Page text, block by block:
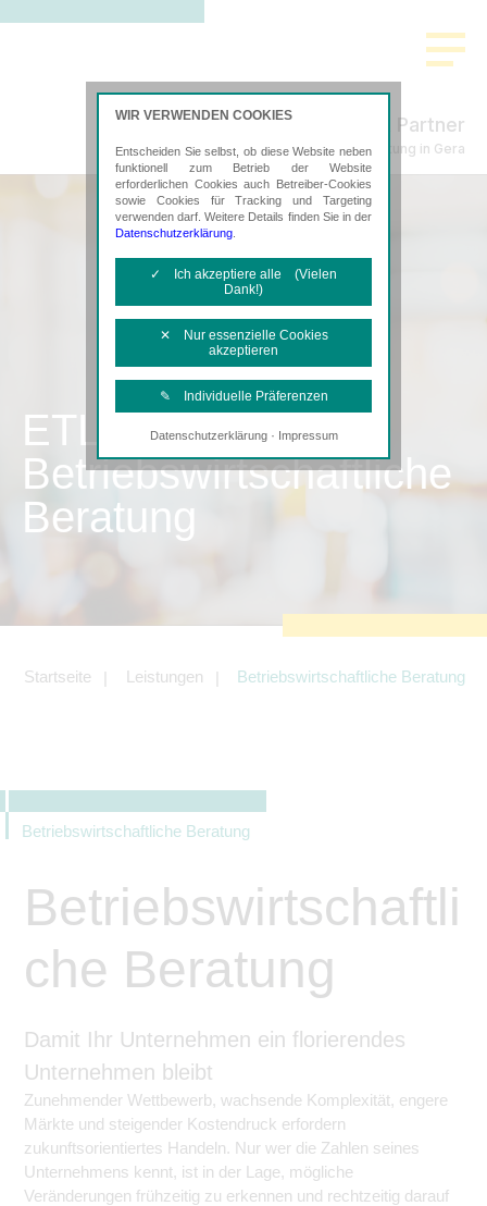
Schmidt & Partner
Steuerberatung in Gera
ETL
Betriebswirtschaftliche
Beratung
Startseite Leistungen Betriebswirtschaftliche Beratung
Betriebswirtschaftliche Beratung
Betriebswirtschaftli
che Beratung
Damit Ihr Unternehmen ein florierendes
Unternehmen bleibt
Zunehmender Wettbewerb, wachsende Komplexität, engere
Märkte und steigender Kostendruck erfordern
zukunftsorientiertes Handeln. Nur wer die Zahlen seines
Unternehmens kennt, ist in der Lage, mögliche
Veränderungen frühzeitig zu erkennen und rechtzeitig darauf
WIR VERWENDEN COOKIES
Entscheiden Sie selbst, ob diese Website neben
funktionell zum Betrieb der Website
erforderlichen Cookies auch Betreiber-Cookies
sowie Cookies für Tracking und Targeting
verwenden darf. Weitere Details finden Sie in der
Datenschutzerklärung
✓ Ich akzeptiere alle (Vielen
Dank!)
✕ Nur essenzielle Cookies
akzeptieren
✎ Individuelle Präferenzen
Notwendige Cookies
Diese Cookies sind erforderlich, um die
grundlegende Funktionalität der Website
Tracking- und Targeting-Cookies
Angebotes einschließlich der
Angeboten von z.B. Facebook und
LinkedIn.
können.
Datenschutzerklärung· Impressum